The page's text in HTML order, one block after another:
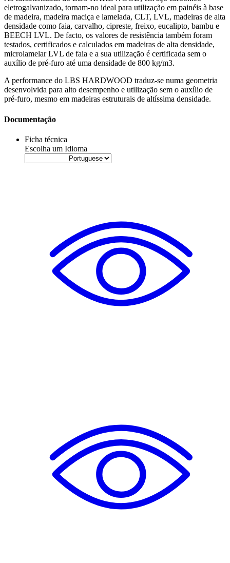
eletrogalvanizado, tornam-no ideal para utilização em painéis à base
de madeira, madeira maciça e lamelada, CLT, LVL, madeiras de alta
densidade como faia, carvalho, cipreste, freixo, eucalipto, bambu e
BEECH LVL. De facto, os valores de resistência também foram
testados, certificados e calculados em madeiras de alta densidade,
microlamelar LVL de faia e a sua utilização é certificada sem o
auxílio de pré-furo até uma densidade de 800 kg/m3.
A performance do LBS HARDWOOD traduz-se numa geometria
desenvolvida para alto desempenho e utilização sem o auxílio de
pré-furo, mesmo em madeiras estruturais de altíssima densidade.
Documentação
Ficha técnica
Escolha um Idioma